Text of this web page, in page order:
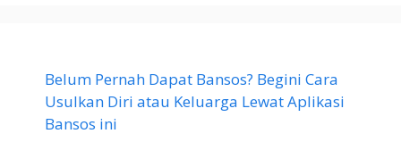
Belum Pernah Dapat Bansos? Begini Cara
Usulkan Diri atau Keluarga Lewat Aplikasi
Bansos ini